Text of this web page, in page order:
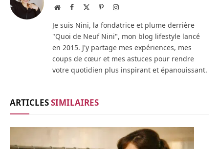
Site Facebook PinterestInstagram
Je suis Nini, la fondatrice et plume derrière
"Quoi de Neuf Nini", mon blog lifestyle lancé
en 2015. J'y partage mes expériences, mes
coups de cœur et mes astuces pour rendre
votre quotidien plus inspirant et épanouissant.
ARTICLESSIMILAIRES